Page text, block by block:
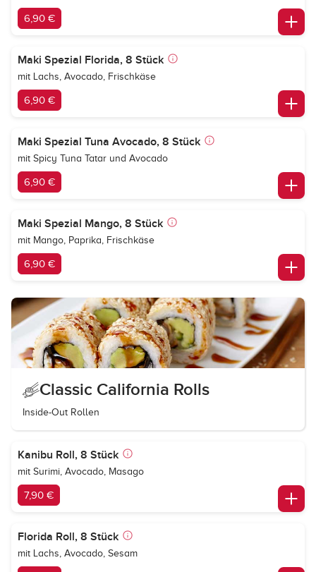
6,90 €
Maki Spezial Florida, 8 Stück
mit Lachs, Avocado, Frischkäse
6,90 €
Maki Spezial Tuna Avocado, 8 Stück
mit Spicy Tuna Tatar und Avocado
6,90 €
Maki Spezial Mango, 8 Stück
mit Mango, Paprika, Frischkäse
6,90 €
Classic California Rolls
Inside-Out Rollen
Kanibu Roll, 8 Stück
mit Surimi, Avocado, Masago
7,90 €
Florida Roll, 8 Stück
mit Lachs, Avocado, Sesam